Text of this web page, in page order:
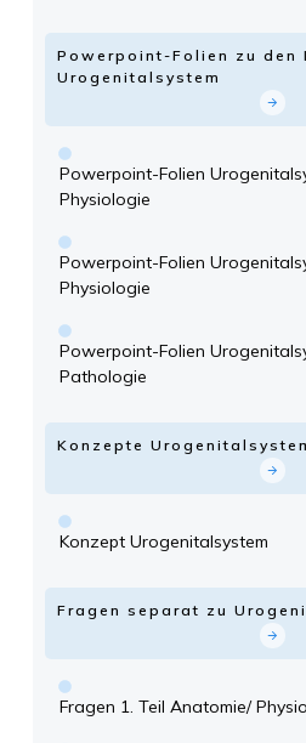
Powerpoint-Folien zu den
Urogenitalsystem
Powerpoint-Folien
Physiologie
Powerpoint-Folien
Physiologie
Powerpoint-Folien
Pathologie
Konzepte
Konzept Urogenitalsystem
Fragen separat zu
Fragen 1. Teil Anatomie/